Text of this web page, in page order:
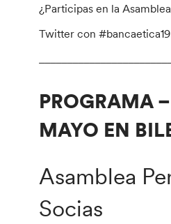
¿Participas en la
Twitter con #bancaetica19
PROGRAMA –
MAYO EN
Asamblea
Socias